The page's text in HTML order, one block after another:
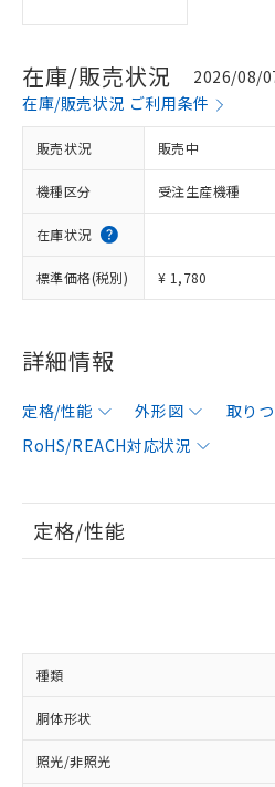
在庫/販売状況
2026/08/
在庫/販売状況 ご利用条件
販売状況 販売中
機種区分 受注生産機種
在庫状況
標準価格(税別) ¥ 1,780
詳細情報
定格/性能 外形図 取り
RoHS/REACH対応状況
定格/性能
種類
胴体形状
照光/非照光